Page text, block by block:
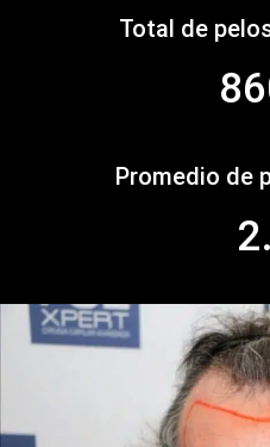
Total de
Promedio de